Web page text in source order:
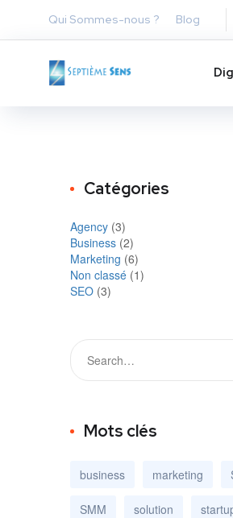
Qui Sommes-nous ? Blog
Catégories
Agency (3)
Business (2)
Marketing (6)
Non classé (1)
SEO (3)
Mots clés
business marketing
SMM solution